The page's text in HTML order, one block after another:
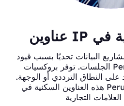
البيانات تحديًا بسبب قيود
الجلسات. توفر بروكسيات Peru من SmartProxy
على النطاق الترددي أو الوجهة.
هذه العناوين السكنية في Peru مثالية لأبحاث السوق